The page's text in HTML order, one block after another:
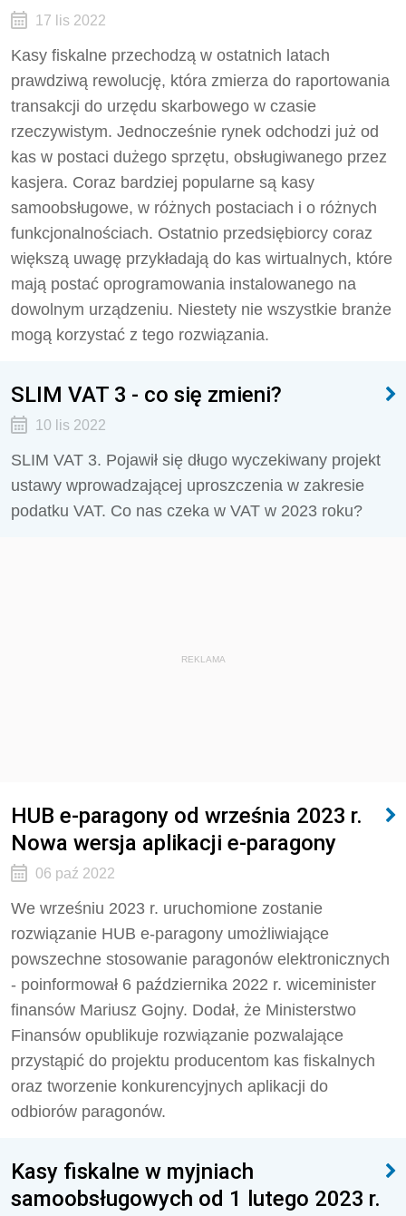
17 lis 2022
Kasy fiskalne przechodzą w ostatnich latach
prawdziwą rewolucję, która zmierza do raportowania
transakcji do urzędu skarbowego w czasie
rzeczywistym. Jednocześnie rynek odchodzi już od
kas w postaci dużego sprzętu, obsługiwanego przez
kasjera. Coraz bardziej popularne są kasy
samoobsługowe, w różnych postaciach i o różnych
funkcjonalnościach. Ostatnio przedsiębiorcy coraz
większą uwagę przykładają do kas wirtualnych, które
mają postać oprogramowania instalowanego na
dowolnym urządzeniu. Niestety nie wszystkie branże
mogą korzystać z tego rozwiązania.
SLIM VAT 3 - co się zmieni?
10 lis 2022
SLIM VAT 3. Pojawił się długo wyczekiwany projekt
ustawy wprowadzającej uproszczenia w zakresie
podatku VAT. Co nas czeka w VAT w 2023 roku?
REKLAMA
HUB e-paragony od września 2023 r.
Nowa wersja aplikacji e-paragony
06 paź 2022
We wrześniu 2023 r. uruchomione zostanie
rozwiązanie HUB e-paragony umożliwiające
powszechne stosowanie paragonów elektronicznych
- poinformował 6 października 2022 r. wiceminister
finansów Mariusz Gojny. Dodał, że Ministerstwo
Finansów opublikuje rozwiązanie pozwalające
przystąpić do projektu producentom kas fiskalnych
oraz tworzenie konkurencyjnych aplikacji do
odbiorów paragonów.
Kasy fiskalne w myjniach
samoobsługowych od 1 lutego 2023 r.